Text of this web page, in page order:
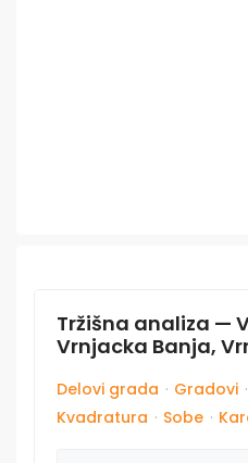
Tržišna analiza —
Vrnjacka Banja,
Delovi grada · Gradovi ·
Kvadratura · Sobe ·